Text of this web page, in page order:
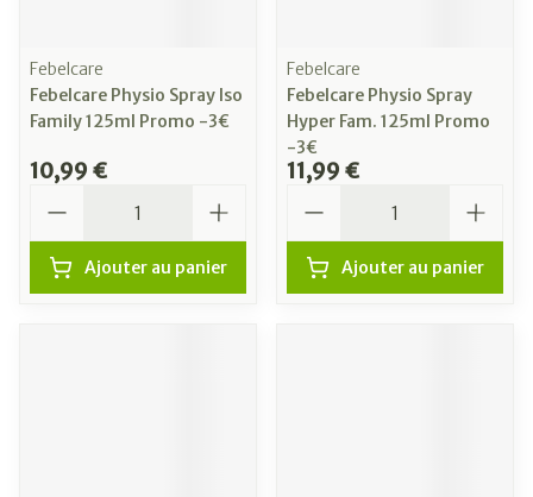
Febelcare
Febelcare Physio Spray Iso
Family 125ml Promo -3€
10,99 €
Ajouter au panier
Febelcare
Febelcare Physio Spray
Hyper Fam. 125ml Promo
-3€
11,99 €
Ajouter au panier